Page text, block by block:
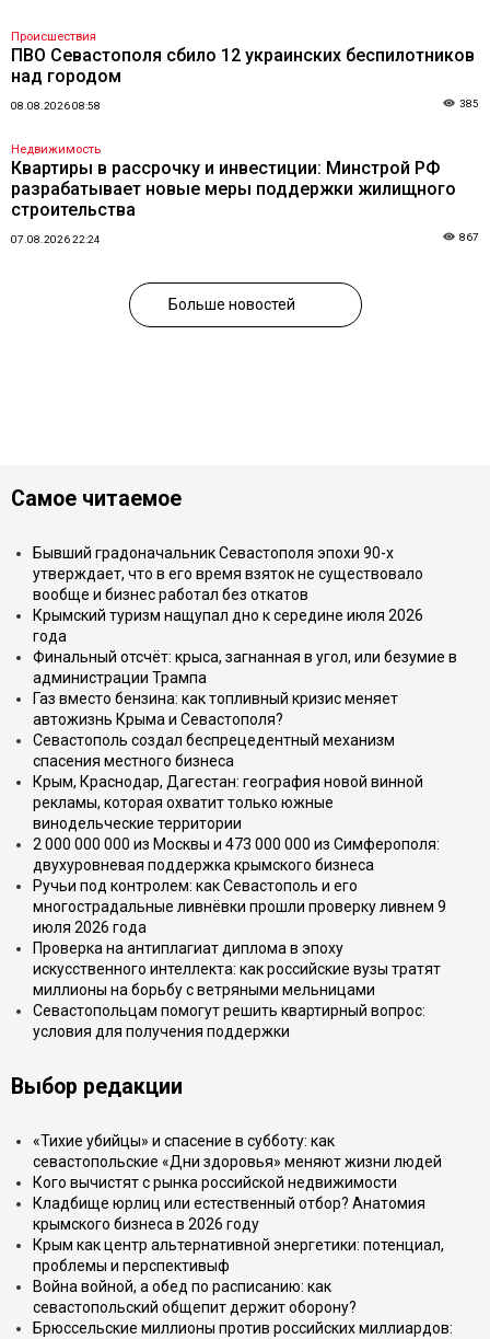
Происшествия
ПВО Севастополя сбило 12 украинских беспилотников
над городом
08.08.2026 08:58 385
Недвижимость
Квартиры в рассрочку и инвестиции: Минстрой РФ
разрабатывает новые меры поддержки жилищного
строительства
07.08.2026 22:24 867
Больше новостей
Самое читаемое
Бывший градоначальник Севастополя эпохи 90-х
утверждает, что в его время взяток не существовало
вообще и бизнес работал без откатов
Крымский туризм нащупал дно к середине июля 2026
года
Финальный отсчёт: крыса, загнанная в угол, или безумие в
администрации Трампа
Газ вместо бензина: как топливный кризис меняет
автожизнь Крыма и Севастополя?
Севастополь создал беспрецедентный механизм
спасения местного бизнеса
Крым, Краснодар, Дагестан: география новой винной
рекламы, которая охватит только южные
винодельческие территории
2 000 000 000 из Москвы и 473 000 000 из Симферополя:
двухуровневая поддержка крымского бизнеса
Ручьи под контролем: как Севастополь и его
многострадальные ливнёвки прошли проверку ливнем 9
июля 2026 года
Проверка на антиплагиат диплома в эпоху
искусственного интеллекта: как российские вузы тратят
миллионы на борьбу с ветряными мельницами
Севастопольцам помогут решить квартирный вопрос:
условия для получения поддержки
Выбор редакции
«Тихие убийцы» и спасение в субботу: как
севастопольские «Дни здоровья» меняют жизни людей
Кого вычистят с рынка российской недвижимости
Кладбище юрлиц или естественный отбор? Анатомия
крымского бизнеса в 2026 году
Крым как центр альтернативной энергетики: потенциал,
проблемы и перспективыф
Война войной, а обед по расписанию: как
севастопольский общепит держит оборону?
Брюссельские миллионы против российских миллиардов: